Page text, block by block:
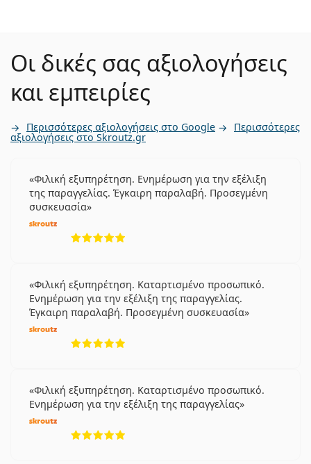
Οι δικές σας αξιολογήσεις
και εμπειρίες
Περισσότερες αξιολογήσεις στο Google Περισσότερες
αξιολογήσεις στο Skroutz.gr
Φιλική εξυπηρέτηση. Ενημέρωση για την εξέλιξη
της παραγγελίας. Έγκαιρη παραλαβή. Προσεγμένη
συσκευασία
Φιλική εξυπηρέτηση. Καταρτισμένο προσωπικό.
Ενημέρωση για την εξέλιξη της παραγγελίας.
Έγκαιρη παραλαβή. Προσεγμένη συσκευασία
Φιλική εξυπηρέτηση. Καταρτισμένο προσωπικό.
Ενημέρωση για την εξέλιξη της παραγγελίας